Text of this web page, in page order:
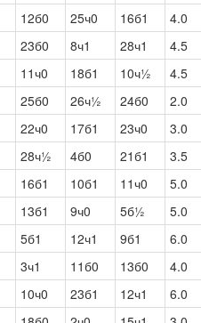
12б0 25ч0 16б1 4.0
23б0 8ч1 28ч1 4.5
11ч0 18б1 10ч½ 4.5
25б0 26ч½ 24б0 2.0
22ч0 17б1 23ч0 3.0
28ч½ 4б0 21б1 3.5
16б1 10б1 11ч0 5.0
13б1 9ч0 5б½ 5.0
5б1 12ч1 9б1 6.0
3ч1 11б0 13б0 4.0
10ч0 23б1 12ч1 6.0